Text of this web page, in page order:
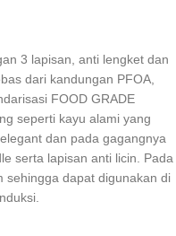
3 lapisan, anti lengket dan
dari kandungan PFOA,
FOOD GRADE
seperti kayu alami yang
dan pada gagangnya
serta lapisan anti licin. Pada
sehingga dapat digunakan di